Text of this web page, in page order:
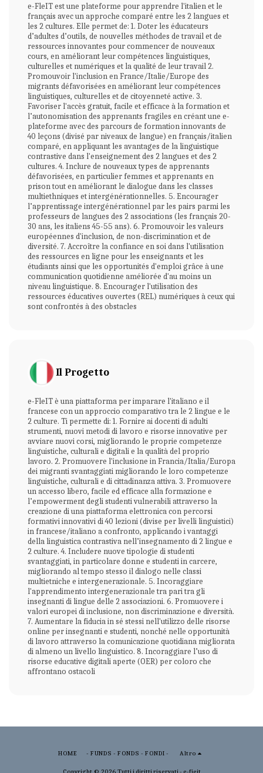
e-FleIT est une plateforme pour apprendre l'italien et le
français avec un approche comparé entre les 2 langues et
les 2 cultures. Elle permet de: 1. Doter les éducateurs
d’adultes d’outils, de nouvelles méthodes de travail et de
ressources innovantes pour commencer de nouveaux
cours, en améliorant leur compétences linguistiques,
culturelles et numériques et la qualité de leur travail 2.
Promouvoir l'inclusion en France/Italie/Europe des
migrants défavorisées en améliorant leur compétences
linguistiques, culturelles et de citoyenneté active. 3.
Favoriser l'accès gratuit, facile et efficace à la formation et
l’autonomisation des apprenants fragiles en créant une e-
plateforme avec des parcours de formation innovants de
40 leçons (divisé par niveaux de langue) en français/italien
comparé, en appliquant les avantages de la linguistique
contrastive dans l'enseignement des 2 langues et des 2
cultures. 4. Inclure de nouveaux types de apprenants
défavorisées, en particulier femmes et apprenants en
prison tout en améliorant le dialogue dans les classes
multiethniques et intergénérationnelles. 5. Encourager
l’apprentissage intergénérationnel par les pairs parmi les
professeurs de langues des 2 associations (les français 20-
30 ans, les italiens 45-55 ans). 6. Promouvoir les valeurs
européennes d'inclusion, de non-discrimination et de
diversité. 7. Accroître la confiance en soi dans l'utilisation
des ressources en ligne pour les enseignants et les
étudiants ainsi que les opportunités d'emploi grâce à une
communication quotidienne améliorée d'au moins un
niveau linguistique. 8. Encourager l'utilisation des
ressources éducatives ouvertes (REL) numériques à ceux qui
sont confrontés à des obstacles
Il Progetto
e-FleIT è una piattaforma per imparare l'italiano e il
francese con un approccio comparativo tra le 2 lingue e le
2 culture. Ti permette di: 1. Fornire ai docenti di adulti
strumenti, nuovi metodi di lavoro e risorse innovative per
avviare nuovi corsi, migliorando le proprie competenze
linguistiche, culturali e digitali e la qualità del proprio
lavoro. 2. Promuovere l'inclusione in Francia/Italia/Europa
dei migranti svantaggiati migliorando le loro competenze
linguistiche, culturali e di cittadinanza attiva. 3. Promuovere
un accesso libero, facile ed efficace alla formazione e
l’empowerment degli studenti vulnerabili attraverso la
creazione di una piattaforma elettronica con percorsi
formativi innovativi di 40 lezioni (divise per livelli linguistici)
in francese/italiano a confronto, applicando i vantaggi
della linguistica contrastiva nell’insegnamento di 2 lingue e
2 culture. 4. Includere nuove tipologie di studenti
svantaggiati, in particolare donne e studenti in carcere,
migliorando al tempo stesso il dialogo nelle classi
multietniche e intergenerazionale. 5. Incoraggiare
l'apprendimento intergenerazionale tra pari tra gli
insegnanti di lingue delle 2 associazioni. 6. Promuovere i
valori europei di inclusione, non discriminazione e diversità.
7. Aumentare la fiducia in sé stessi nell'utilizzo delle risorse
online per insegnanti e studenti, nonché nelle opportunità
di lavoro attraverso la comunicazione quotidiana migliorata
di almeno un livello linguistico. 8. Incoraggiare l’uso di
risorse educative digitali aperte (OER) per coloro che
affrontano ostacoli
HOME - FUNDS - FONDS - FONDI - Altro
Copyright © 2026 Tutti i diritti riservati - e-fieit